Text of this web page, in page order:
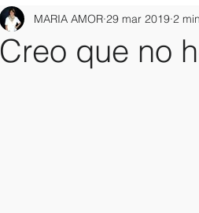
Creo que no
MARIA AMOR 29 mar 2019 2